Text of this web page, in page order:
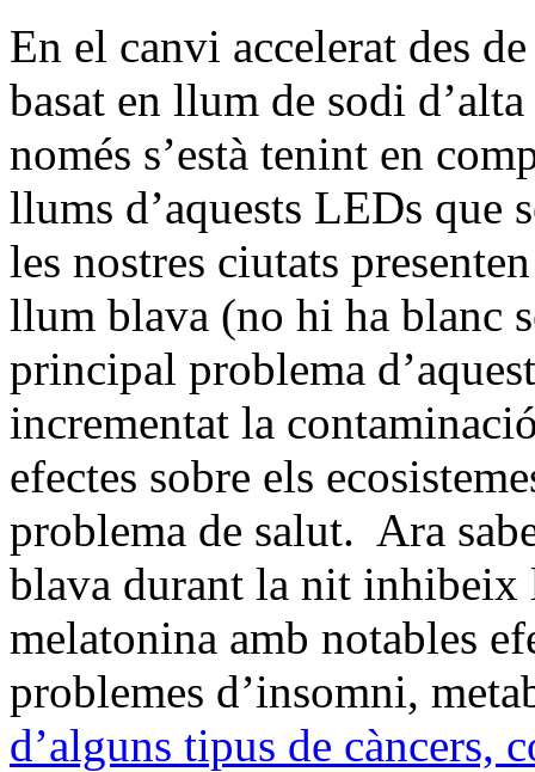
En el canvi accelerat des
basat en llum de sodi
només s’està tenint en
llums d’aquests LEDs que
les nostres ciutats
llum blava (no hi ha blanc
principal problema
incrementat la
efectes sobre els
problema de salut. Ara
blava durant la nit inhibeix
melatonina amb notables
problemes d’insomni,
d’alguns tipus de càncers,